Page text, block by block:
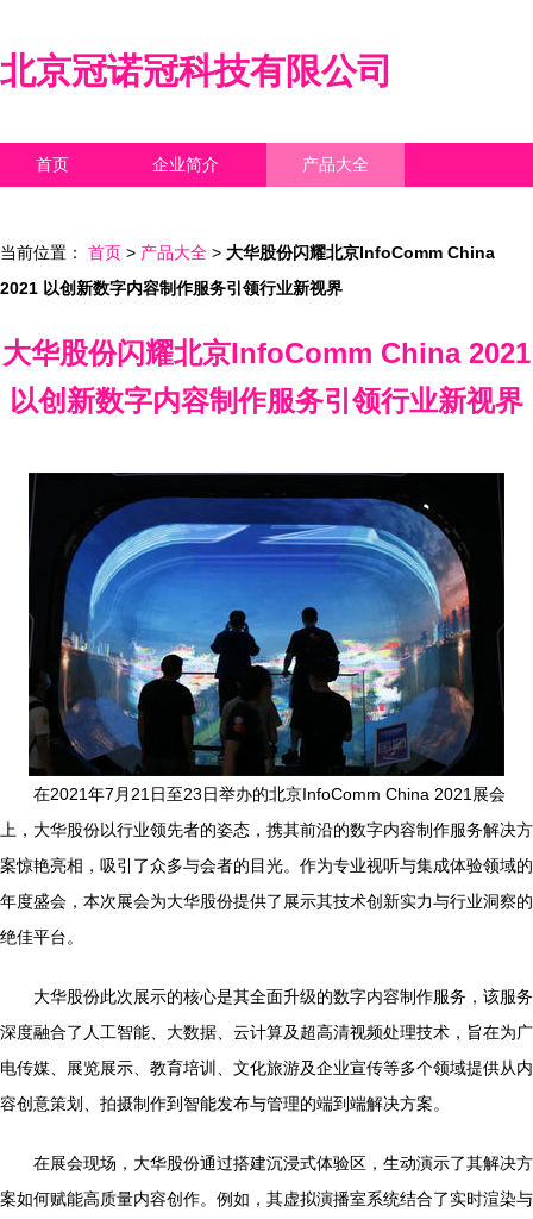
北京冠诺冠科技有限公司
首页 企业简介 产品大全
当前位置： 首页 > 产品大全 > 大华股份闪耀北京InfoComm China
2021 以创新数字内容制作服务引领行业新视界
大华股份闪耀北京InfoComm China 2021
以创新数字内容制作服务引领行业新视界
在2021年7月21日至23日举办的北京InfoComm China 2021展会
上，大华股份以行业领先者的姿态，携其前沿的数字内容制作服务解决方
案惊艳亮相，吸引了众多与会者的目光。作为专业视听与集成体验领域的
年度盛会，本次展会为大华股份提供了展示其技术创新实力与行业洞察的
绝佳平台。
大华股份此次展示的核心是其全面升级的数字内容制作服务，该服务
深度融合了人工智能、大数据、云计算及超高清视频处理技术，旨在为广
电传媒、展览展示、教育培训、文化旅游及企业宣传等多个领域提供从内
容创意策划、拍摄制作到智能发布与管理的端到端解决方案。
在展会现场，大华股份通过搭建沉浸式体验区，生动演示了其解决方
案如何赋能高质量内容创作。例如，其虚拟演播室系统结合了实时渲染与